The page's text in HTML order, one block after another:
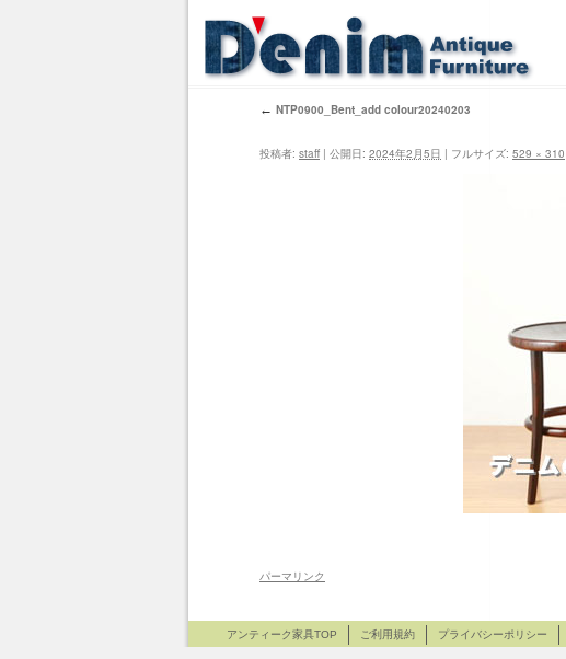
← NTP0900_Bent_add colour20240203
投稿者: staff | 公開日: 2024年2月5日 | フルサイズ: 529 × 310
パーマリンク
アンティーク家具TOP ご利用規約 プライバシーポリシー